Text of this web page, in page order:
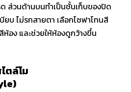
ส่วนด้านบนทำเป็นชั้นเก็บของปิด
ยบ ไม่รกสายตา เลือกโซฟาโทนสี
อง และช่วยให้ห้องดูกว้างขึ้น
ตล์โม